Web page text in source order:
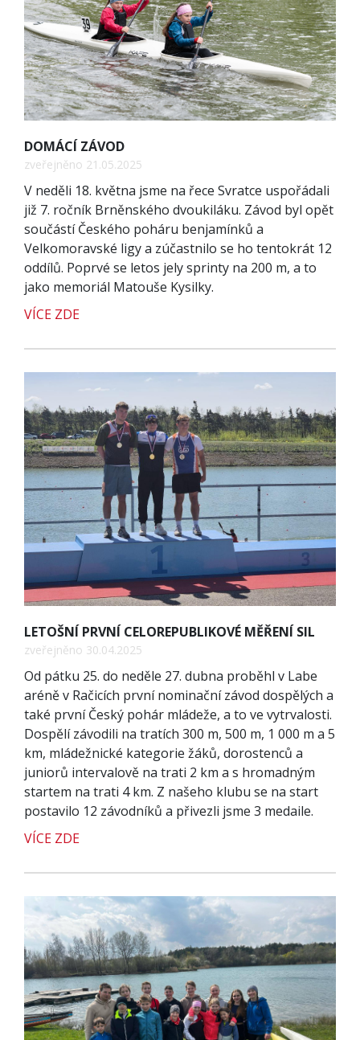
DOMÁCÍ ZÁVOD
zveřejněno 21.05.2025
V neděli 18. května jsme na řece Svratce uspořádali
již 7. ročník Brněnského dvoukiláku. Závod byl opět
součástí Českého poháru benjamínků a
Velkomoravské ligy a zúčastnilo se ho tentokrát 12
oddílů. Poprvé se letos jely sprinty na 200 m, a to
jako memoriál Matouše Kysilky.
VÍCE ZDE
LETOŠNÍ PRVNÍ CELOREPUBLIKOVÉ MĚŘENÍ SIL
zveřejněno 30.04.2025
Od pátku 25. do neděle 27. dubna proběhl v Labe
aréně v Račicích první nominační závod dospělých a
také první Český pohár mládeže, a to ve vytrvalosti.
Dospělí závodili na tratích 300 m, 500 m, 1 000 m a 5
km, mládežnické kategorie žáků, dorostenců a
juniorů intervalově na trati 2 km a s hromadným
startem na trati 4 km. Z našeho klubu se na start
postavilo 12 závodníků a přivezli jsme 3 medaile.
VÍCE ZDE